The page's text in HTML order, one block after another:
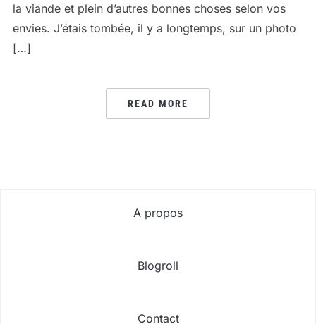
la viande et plein d’autres bonnes choses selon vos
envies. J’étais tombée, il y a longtemps, sur un photo
[…]
READ MORE
A propos
Blogroll
Contact